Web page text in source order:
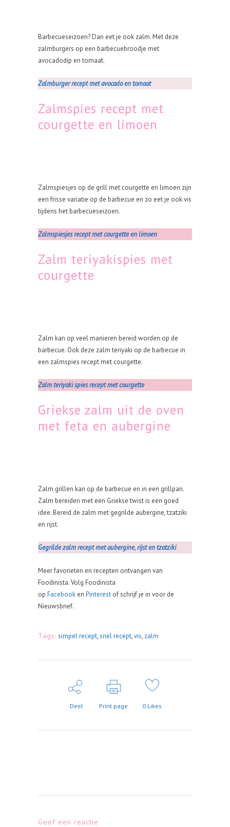
Barbecueseizoen? Dan eet je ook zalm. Met deze
zalmburgers op een barbecuebroodje met
avocadodip en tomaat.
Zalmburger recept met avocado en tomaat
Zalmspies recept met
courgette en limoen
Zalmspiesjes op de grill met courgette en limoen zijn
een frisse variatie op de barbecue en zo eet je ook vis
tijdens het barbecueseizoen.
Zalmspiesjes recept met courgette en limoen
Zalm teriyakispies met
courgette
Zalm kan op veel manieren bereid worden op de
barbecue. Ook deze zalm teriyaki op de barbecue in
een zalmspies recept met courgette.
Zalm teriyaki spies recept met courgette
Griekse zalm uit de oven
met feta en aubergine
Zalm grillen kan op de barbecue en in een grillpan.
Zalm bereiden met een Griekse twist is een goed
idee. Bereid de zalm met gegrilde aubergine, tzatziki
en rijst.
Gegrilde zalm recept met aubergine, rijst en tzatziki
Meer favorieten en recepten ontvangen van
Foodinista. Volg Foodinista
op Facebook en Pinterest of schrijf je in voor de
Nieuwsbrief.
Tags: simpel recept,snel recept,vis, zalm
Deel Print page 0 Likes
Geef een reactie